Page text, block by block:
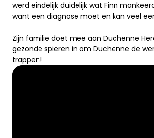
werd eindelijk duidelijk wat Finn
want een diagnose moet en kan veel
Zijn familie doet mee aan Duchenne
gezonde spieren in om Duchenne de
trappen!